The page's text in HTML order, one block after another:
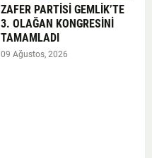
ZAFER PARTİSİ GEMLİK’TE
3. OLAĞAN KONGRESİNİ
TAMAMLADI
09 Ağustos, 2026